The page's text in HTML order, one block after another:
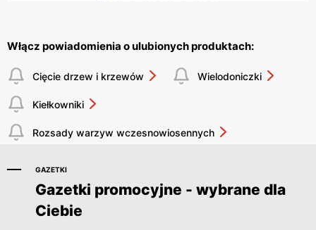
Włącz powiadomienia o ulubionych produktach:
Cięcie drzew i krzewów Wielodoniczki
Kiełkowniki
Rozsady warzyw wczesnowiosennych
GAZETKI
Gazetki promocyjne - wybrane dla
Ciebie